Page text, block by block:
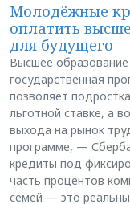
Молодёжные
оплатить
для будущего
Высшее
государственная
позволяет
льготной ставке, а
выхода на рынок
программе, —
кредиты под
часть процентов
семей — это